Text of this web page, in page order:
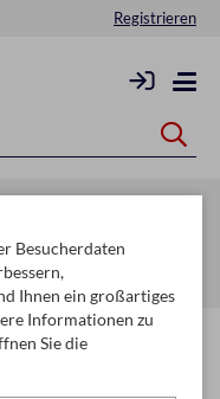
Registrieren
Geschenkpapiere
Besucherdaten
Ihnen ein großartiges
Informationen zu
Sie die